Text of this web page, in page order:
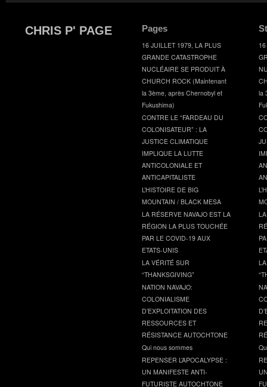
CHRIS P' PAGE Pages
16 JUILLET 1979, LA PLUS
GRANDE CATASTROPHE
NUCLÉAIRE SE PRODUIT À
CHURCH ROCK (Maintenant
la 3ème, après Chernobyl et
Fukushima)
CONTRE LE “FARDEAU DU
COLONISATEUR” : LA
JUSTICE CLIMATIQUE
IMPLIQUE LA LUTTE
ANTICOLONIALE ET
ANTICAPITALISTE
L’HISTOIRE DE BIG
MOUNTAIN / BLACK MESA
LA RÉSERVE NAVAJO EST LA
RÉGION LA PLUS TOUCHÉE
PAR LE COVID-19 AUX
ETATS-UNIS
LA VÉRITÉ SUR
“THANKSGIVING”
NATION NAVAJO:
COLONIALISME
D’EXPLOITATION DES
RESSOURCES ET
RÉSISTANCE AUTOCHTONE
Qui nous sommes
REPENSER L’APOCALYPSE :
UN MANIFESTE ANTI-
FUTURISTE AUTOCHTONE
la